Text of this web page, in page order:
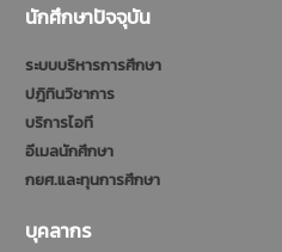
นักศึกษาปัจจุบัน
ระบบบริหารการศึกษา
ปฎิทินวิชาการ
บริการไอที
อีเมลนักศึกษา
กยศ.และทุนการศึกษา
บุคลากร